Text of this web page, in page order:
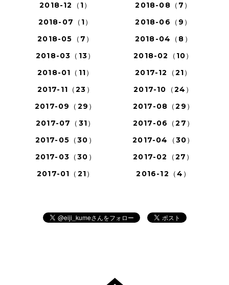
2018-12（1）
2018-08（7）
2018-07（1）
2018-06（9）
2018-05（7）
2018-04（8）
2018-03（13）
2018-02（10）
2018-01（11）
2017-12（21）
2017-11（23）
2017-10（24）
2017-09（29）
2017-08（29）
2017-07（31）
2017-06（27）
2017-05（30）
2017-04（30）
2017-03（30）
2017-02（27）
2017-01（21）
2016-12（4）